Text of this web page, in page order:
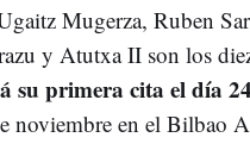
Mugerza, Ruben
y Atutxa II son los
su primera cita el día 24
noviembre en el Bilbao